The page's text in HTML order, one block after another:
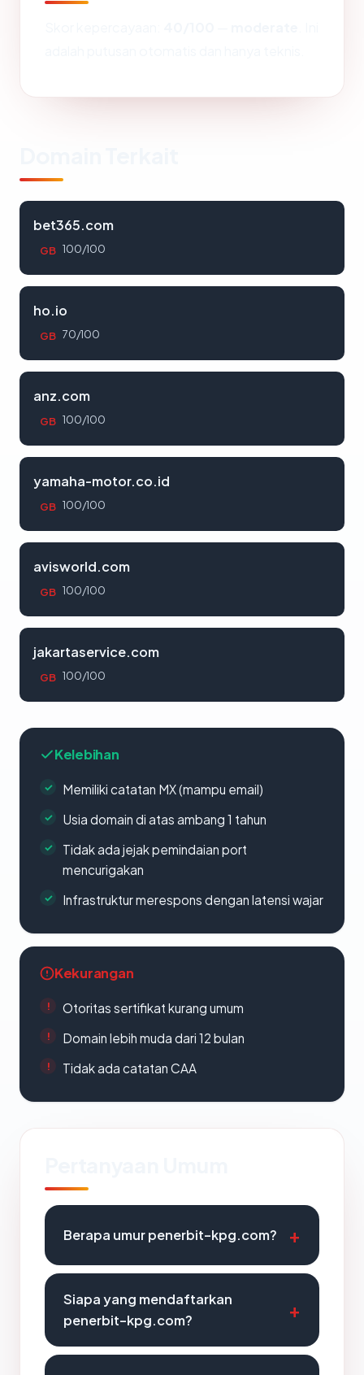
bet365.com
GB 100/100
ho.io
GB 70/100
anz.com
GB 100/100
yamaha-motor.co.id
GB 100/100
avisworld.com
GB 100/100
jakartaservice.com
GB 100/100
Kelebihan
Memiliki catatan MX (mampu email)
Usia domain di atas ambang 1 tahun
Tidak ada jejak pemindaian port
mencurigakan
Infrastruktur merespons dengan latensi wajar
Kekurangan
Otoritas sertifikat kurang umum
Domain lebih muda dari 12 bulan
Tidak ada catatan CAA
Berapa umur penerbit-kpg.com?
Siapa yang mendaftarkan
penerbit-kpg.com?